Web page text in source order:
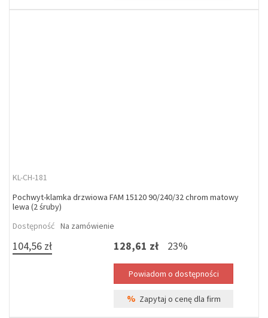
KL-CH-181
Pochwyt-klamka drzwiowa FAM 15120 90/240/32 chrom matowy
lewa (2 śruby)
Dostępność Na zamówienie
104,56 zł 128,61 zł 23%
% Zapytaj o cenę dla firm